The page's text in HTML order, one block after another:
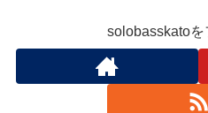
solobasskatoを